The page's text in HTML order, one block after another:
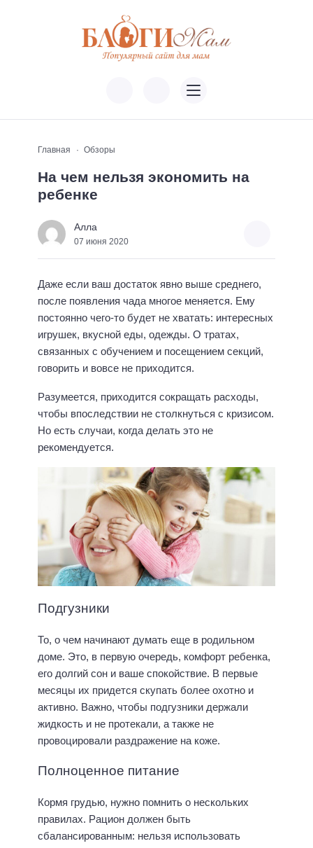
Главная Обзоры
На чем нельзя экономить на
ребенке
Алла
07 июня 2020
Даже если ваш достаток явно выше среднего,
после появления чада многое меняется. Ему
постоянно чего-то будет не хватать: интересных
игрушек, вкусной еды, одежды. О тратах,
связанных с обучением и посещением секций,
говорить и вовсе не приходится.
Разумеется, приходится сокращать расходы,
чтобы впоследствии не столкнуться с кризисом.
Но есть случаи, когда делать это не
рекомендуется.
Подгузники
То, о чем начинают думать еще в родильном
доме. Это, в первую очередь, комфорт ребенка,
его долгий сон и ваше спокойствие. В первые
месяцы их придется скупать более охотно и
активно. Важно, чтобы подгузники держали
жидкость и не протекали, а также не
провоцировали раздражение на коже.
Полноценное питание
Кормя грудью, нужно помнить о нескольких
правилах. Рацион должен быть
сбалансированным: нельзя использовать